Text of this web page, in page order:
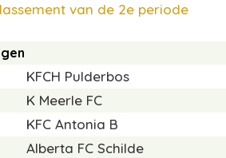
van de 2e periode
KFCH Pulderbos
K Meerle FC
KFC Antonia B
Alberta FC Schilde